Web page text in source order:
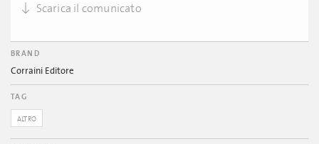
Scarica il comunicato
BRAND
Corraini Editore
TAG
ALTRO